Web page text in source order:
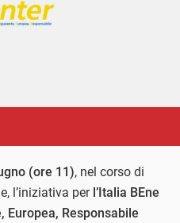
(ore 11), nel corso di
l’iniziativa per l’Italia BEne
Europea, Responsabile